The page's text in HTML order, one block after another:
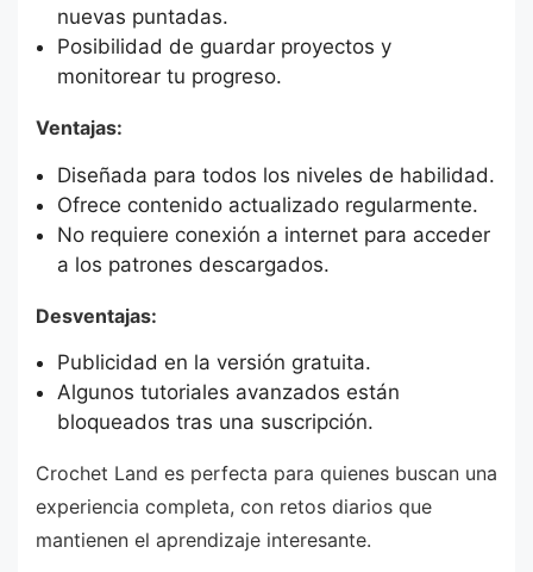
nuevas puntadas.
Posibilidad de guardar proyectos y
monitorear tu progreso.
Ventajas:
Diseñada para todos los niveles de habilidad.
Ofrece contenido actualizado regularmente.
No requiere conexión a internet para acceder
a los patrones descargados.
Desventajas:
Publicidad en la versión gratuita.
Algunos tutoriales avanzados están
bloqueados tras una suscripción.
Crochet Land es perfecta para quienes buscan una
experiencia completa, con retos diarios que
mantienen el aprendizaje interesante.